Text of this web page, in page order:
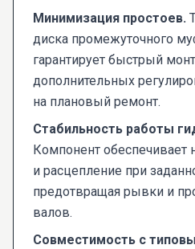
Минимизация простоев.
диска промежуточного
гарантирует быстрый
дополнительных
на плановый ремонт.
Стабильность работы
Компонент обеспечивает
и расцепление при
предотвращая рывки и
валов.
Совместимость с